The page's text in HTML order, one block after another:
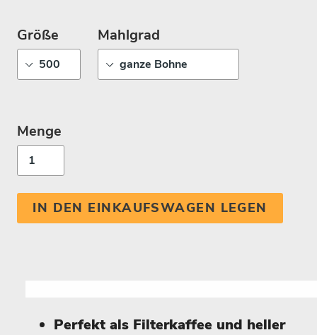
Größe Mahlgrad
Menge
IN DEN EINKAUFSWAGEN LEGEN
Perfekt als Filterkaffee und heller